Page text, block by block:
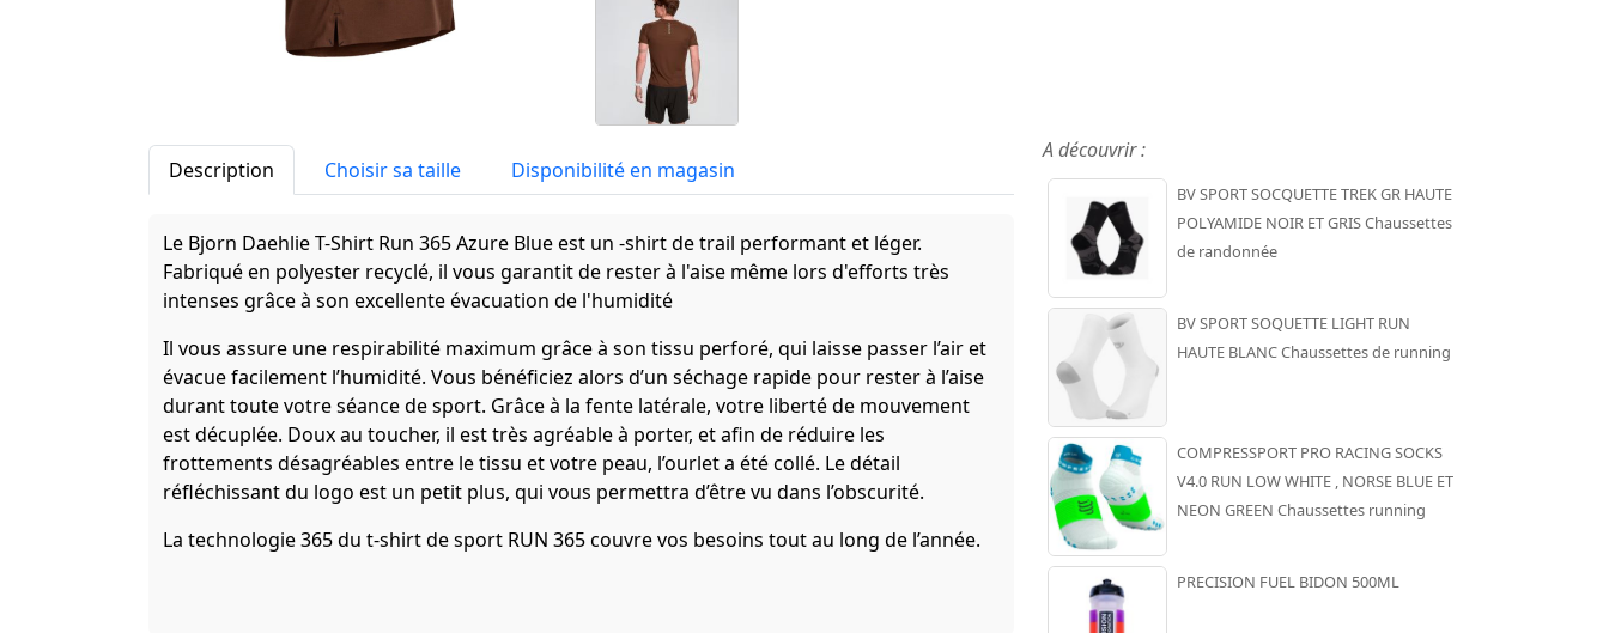
Description Choisir sa taille Disponibilité en magasin
Le Bjorn Daehlie T-Shirt Run 365 Azure Blue est un -shirt de trail performant et léger.
Fabriqué en polyester recyclé, il vous garantit de rester à l'aise même lors d'efforts très
intenses grâce à son excellente évacuation de l'humidité
Il vous assure une respirabilité maximum grâce à son tissu perforé, qui laisse passer l’air et
évacue facilement l’humidité. Vous bénéficiez alors d’un séchage rapide pour rester à l’aise
durant toute votre séance de sport. Grâce à la fente latérale, votre liberté de mouvement
est décuplée. Doux au toucher, il est très agréable à porter, et afin de réduire les
frottements désagréables entre le tissu et votre peau, l’ourlet a été collé. Le détail
réfléchissant du logo est un petit plus, qui vous permettra d’être vu dans l’obscurité.
La technologie 365 du t-shirt de sport RUN 365 couvre vos besoins tout au long de l’année.
A découvrir :
BV SPORT SOCQUETTE TREK GR HAUTE
POLYAMIDE NOIR ET GRIS Chaussettes
de randonnée
BV SPORT SOQUETTE LIGHT RUN
HAUTE BLANC Chaussettes de running
COMPRESSPORT PRO RACING SOCKS
V4.0 RUN LOW WHITE , NORSE BLUE ET
NEON GREEN Chaussettes running
PRECISION FUEL BIDON 500ML